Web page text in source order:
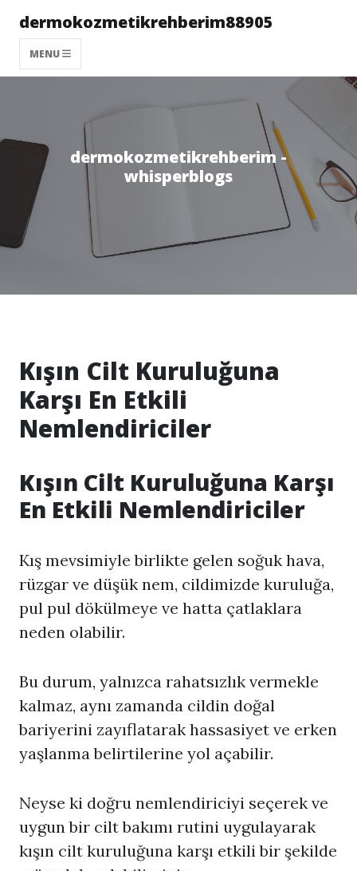
dermokozmetikrehberim88905
MENU
dermokozmetikrehberim -
whisperblogs
Kışın Cilt Kuruluğuna
Karşı En Etkili
Nemlendiriciler
Kışın Cilt Kuruluğuna Karşı
En Etkili Nemlendiriciler
Kış mevsimiyle birlikte gelen soğuk hava,
rüzgar ve düşük nem, cildimizde kuruluğa,
pul pul dökülmeye ve hatta çatlaklara
neden olabilir.
Bu durum, yalnızca rahatsızlık vermekle
kalmaz, aynı zamanda cildin doğal
bariyerini zayıflatarak hassasiyet ve erken
yaşlanma belirtilerine yol açabilir.
Neyse ki doğru nemlendiriciyi seçerek ve
uygun bir cilt bakımı rutini uygulayarak
kışın cilt kuruluğuna karşı etkili bir şekilde